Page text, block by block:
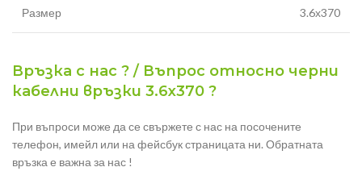
Размер 3.6х370
Връзка с нас ? / Въпрос относно черни
кабелни връзки 3.6х370 ?
При въпроси може да се свържете с нас на посочените
телефон, имейл или на фейсбук страницата ни. Обратната
връзка е важна за нас !